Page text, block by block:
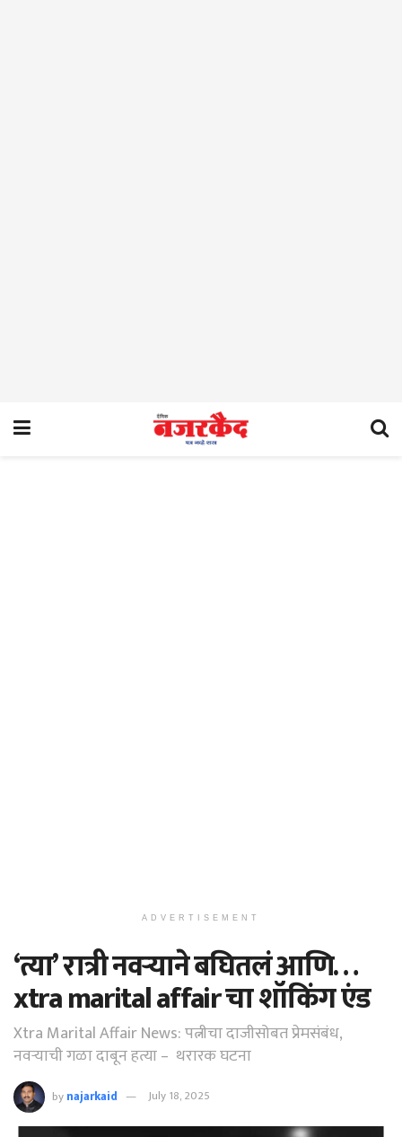
ADVERTISEMENT
‘त्या’ रात्री नवऱ्याने बघितलं आणि…
xtra marital affair चा शॉकिंग एंड
Xtra Marital Affair News: पत्नीचा दाजीसोबत प्रेमसंबंध,
नवऱ्याची गळा दाबून हत्या – थरारक घटना
bynajarkaid July 18, 2025